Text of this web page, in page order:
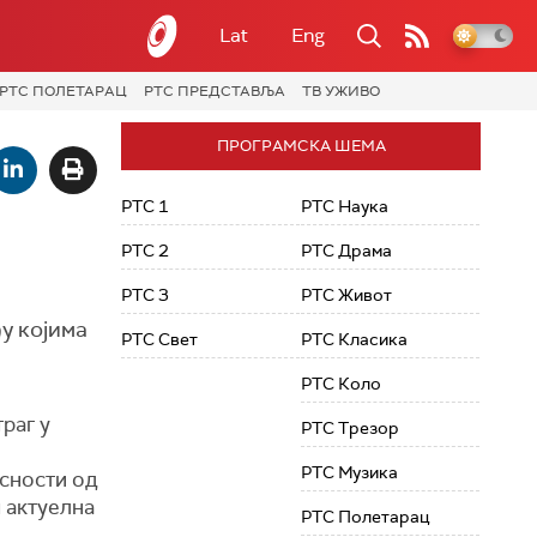
Lat Eng
РТС ПОЛЕТАРАЦ РТС ПРЕДСТАВЉА ТВ УЖИВО
којима
у
од
актуелна
ПРОГРАМСКА ШЕМА
РТС 1
РТС 2
РТС 3
РТС Свет
РТС Наука
РТС Драма
РТС Живот
РТС Класика
РТС Коло
РТС Трезор
РТС Музика
РТС Полетарац